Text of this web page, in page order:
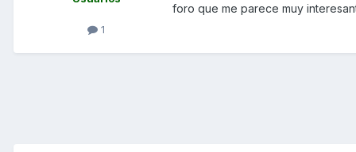
1
foro que me parece muy